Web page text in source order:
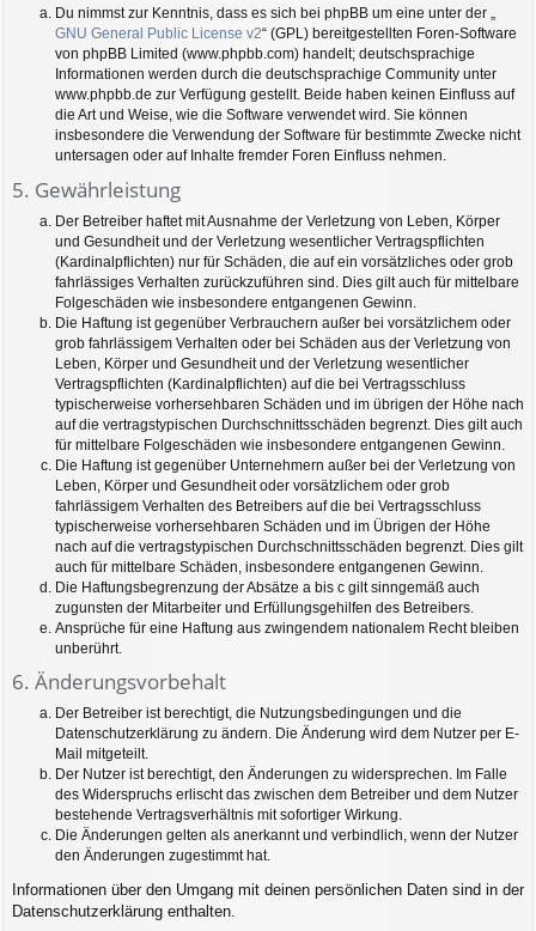
Du nimmst zur Kenntnis, dass es sich bei phpBB um eine unter der „
GNU General Public License v2“ (GPL) bereitgestellten Foren-Software
von phpBB Limited (www.phpbb.com) handelt; deutschsprachige
Informationen werden durch die deutschsprachige Community unter
www.phpbb.de zur Verfügung gestellt. Beide haben keinen Einfluss auf
die Art und Weise, wie die Software verwendet wird. Sie können
insbesondere die Verwendung der Software für bestimmte Zwecke nicht
untersagen oder auf Inhalte fremder Foren Einfluss nehmen.
5. Gewährleistung
Der Betreiber haftet mit Ausnahme der Verletzung von Leben, Körper
und Gesundheit und der Verletzung wesentlicher Vertragspflichten
(Kardinalpflichten) nur für Schäden, die auf ein vorsätzliches oder grob
fahrlässiges Verhalten zurückzuführen sind. Dies gilt auch für mittelbare
Folgeschäden wie insbesondere entgangenen Gewinn.
Die Haftung ist gegenüber Verbrauchern außer bei vorsätzlichem oder
grob fahrlässigem Verhalten oder bei Schäden aus der Verletzung von
Leben, Körper und Gesundheit und der Verletzung wesentlicher
Vertragspflichten (Kardinalpflichten) auf die bei Vertragsschluss
typischerweise vorhersehbaren Schäden und im übrigen der Höhe nach
auf die vertragstypischen Durchschnittsschäden begrenzt. Dies gilt auch
für mittelbare Folgeschäden wie insbesondere entgangenen Gewinn.
Die Haftung ist gegenüber Unternehmern außer bei der Verletzung von
Leben, Körper und Gesundheit oder vorsätzlichem oder grob
fahrlässigem Verhalten des Betreibers auf die bei Vertragsschluss
typischerweise vorhersehbaren Schäden und im Übrigen der Höhe
nach auf die vertragstypischen Durchschnittsschäden begrenzt. Dies gilt
auch für mittelbare Schäden, insbesondere entgangenen Gewinn.
Die Haftungsbegrenzung der Absätze a bis c gilt sinngemäß auch
zugunsten der Mitarbeiter und Erfüllungsgehilfen des Betreibers.
Ansprüche für eine Haftung aus zwingendem nationalem Recht bleiben
unberührt.
6. Änderungsvorbehalt
Der Betreiber ist berechtigt, die Nutzungsbedingungen und die
Datenschutzerklärung zu ändern. Die Änderung wird dem Nutzer per E-
Mail mitgeteilt.
Der Nutzer ist berechtigt, den Änderungen zu widersprechen. Im Falle
des Widerspruchs erlischt das zwischen dem Betreiber und dem Nutzer
bestehende Vertragsverhältnis mit sofortiger Wirkung.
Die Änderungen gelten als anerkannt und verbindlich, wenn der Nutzer
den Änderungen zugestimmt hat.
Informationen über den Umgang mit deinen persönlichen Daten sind in der
Datenschutzerklärung enthalten.